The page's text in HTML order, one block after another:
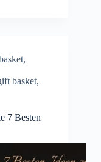
,
basket,
7 Besten